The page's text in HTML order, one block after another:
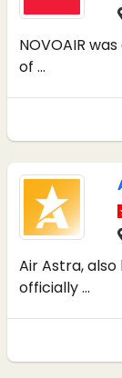
NOVOAIR
of ...
Air Astra,
officially ...